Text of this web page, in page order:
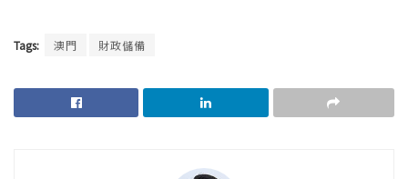
Tags: 澳門 財政儲備